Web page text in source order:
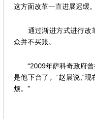
这方面改革一直进展迟缓
通过渐进方式进行改
众并不买账。
“2009年萨科奇政府曾
是他下台了。”赵晨说,“
烦。”